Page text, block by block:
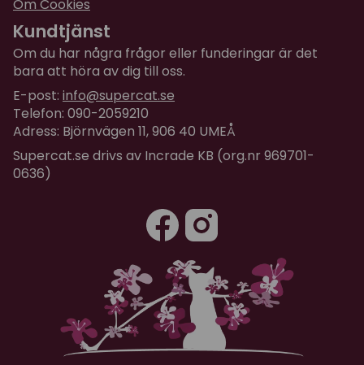
Om Cookies
Kundtjänst
Om du har några frågor eller funderingar är det
bara att höra av dig till oss.
E-post: info@supercat.se
Telefon: 090-2059210
Adress: Björnvägen 11, 906 40 UMEÅ
Supercat.se drivs av Incrade KB (org.nr 969701-
0636)